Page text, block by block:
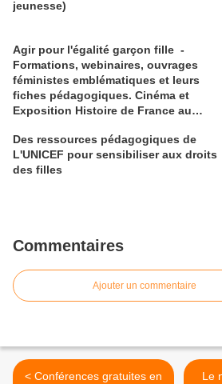
jeunesse)
Agir pour l'égalité garçon fille -
Formations, webinaires, ouvrages
féministes emblématiques et leurs
fiches pédagogiques. Cinéma et
Exposition Histoire de France au
Des ressources pédagogiques de
L'UNICEF pour sensibiliser aux droits
des filles
Commentaires
Ajouter un commentaire
< Conférences gratuites en
Le